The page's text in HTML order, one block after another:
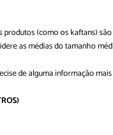
produtos (como os kaftans)
as médias do tamanho
de alguma informação